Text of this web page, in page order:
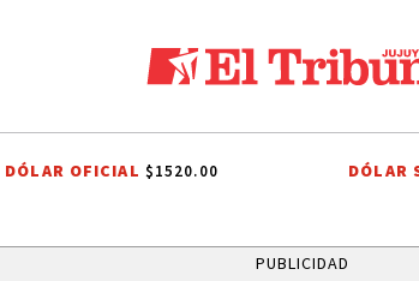
COMUNITARIO DE HUACALERA LA QUIACA
DÓLAR OFICIAL $1520.00 DÓLAR
PUBLICIDAD